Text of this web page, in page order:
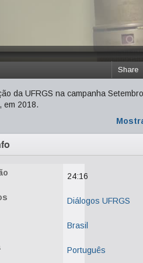
Share
da UFRGS na campanha
em 2018.
24:16
Diálogos UFRGS
Brasil
Português